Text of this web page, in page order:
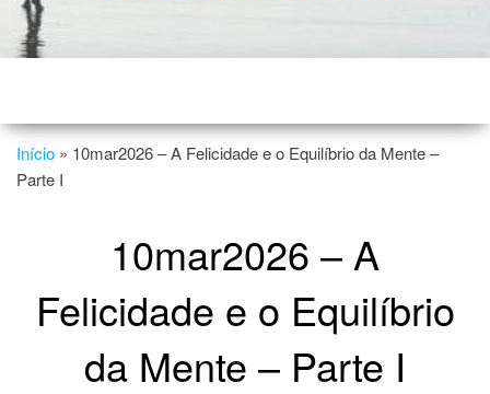
Início » 10mar2026 – A Felicidade e o Equilíbrio da Mente –
Parte I
10mar2026 – A
Felicidade e o Equilíbrio
da Mente – Parte I